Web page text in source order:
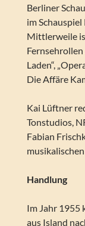
Berliner
im
Mittlerweile
Fernsehrollen
Laden“,
Die Affäre
Kai Lüftner
Tonstudios,
Fabian
Handlung
Im Jahr 1955
aus Island